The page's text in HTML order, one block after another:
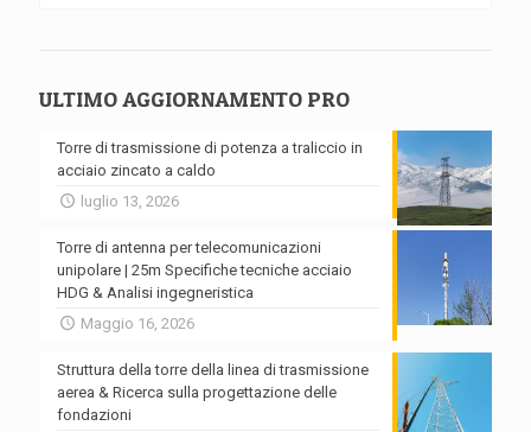
ULTIMO AGGIORNAMENTO PRO
Torre di trasmissione di potenza a traliccio in
acciaio zincato a caldo
luglio 13, 2026
Torre di antenna per telecomunicazioni
unipolare | 25m Specifiche tecniche acciaio
HDG & Analisi ingegneristica
Maggio 16, 2026
Struttura della torre della linea di trasmissione
aerea & Ricerca sulla progettazione delle
fondazioni